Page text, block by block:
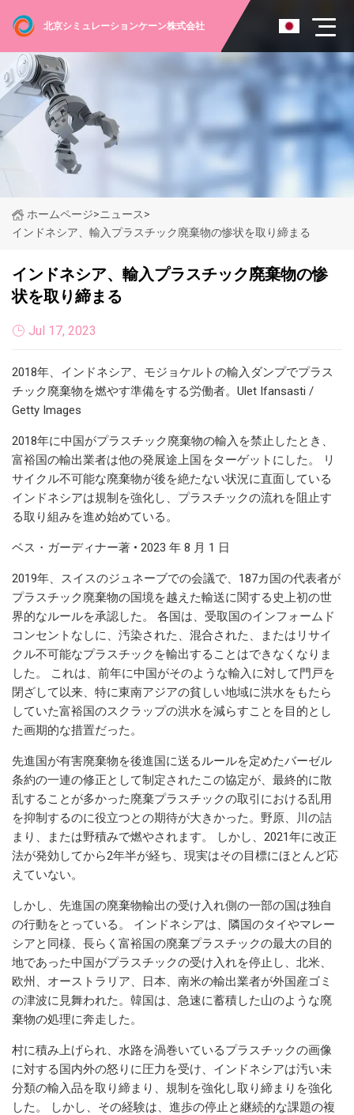
北京シミュレーションケーン株式会社
ホームページ>ニュース>
インドネシア、輸入プラスチック廃棄物の惨状を取り締まる
インドネシア、輸入プラスチック廃棄物の惨
状を取り締まる
Jul 17, 2023
2018年、インドネシア、モジョケルトの輸入ダンプでプラス
チック廃棄物を燃やす準備をする労働者。Ulet Ifansasti /
Getty Images
2018年に中国がプラスチック廃棄物の輸入を禁止したとき、
富裕国の輸出業者は他の発展途上国をターゲットにした。 リ
サイクル不可能な廃棄物が後を絶たない状況に直面している
インドネシアは規制を強化し、プラスチックの流れを阻止す
る取り組みを進め始めている。
ベス・ガーディナー著 • 2023 年 8 月 1 日
2019年、スイスのジュネーブでの会議で、187カ国の代表者が
プラスチック廃棄物の国境を越えた輸送に関する史上初の世
界的なルールを承認した。 各国は、受取国のインフォームド
コンセントなしに、汚染された、混合された、またはリサイ
クル不可能なプラスチックを輸出することはできなくなりま
した。 これは、前年に中国がそのような輸入に対して門戸を
閉ざして以来、特に東南アジアの貧しい地域に洪水をもたら
していた富裕国のスクラップの洪水を減らすことを目的とし
た画期的な措置だった。
先進国が有害廃棄物を後進国に送るルールを定めたバーゼル
条約の一連の修正として制定されたこの協定が、最終的に散
乱することが多かった廃棄プラスチックの取引における乱用
を抑制するのに役立つとの期待が大きかった。野原、​​川の詰
まり、または野積みで燃やされます。 しかし、2021年に改正
法が発効してから2年半が経ち、現実はその目標にほとんど応
えていない。
しかし、先進国の廃棄物輸出の受け入れ側の一部の国は独自
の行動をとっている。 インドネシアは、隣国のタイやマレー
シアと同様、長らく富裕国の廃棄プラスチックの最大の目的
地であった中国がプラスチックの受け入れを停止し、北米、
欧州、オーストラリア、日本、南米の輸出業者が外国産ゴミ
の津波に見舞われた。韓国は、急速に蓄積した山のような廃
棄物の処理に奔走した。
村に積み上げられ、水路を渦巻いているプラ​​スチックの画像
に対する国内外の怒りに圧力を受け、インドネシアは汚い未
分類の輸入品を取り締まり、規制を強化し取り締まりを強化
した。 しかし、その経験は、進歩の停止と継続的な課題の複